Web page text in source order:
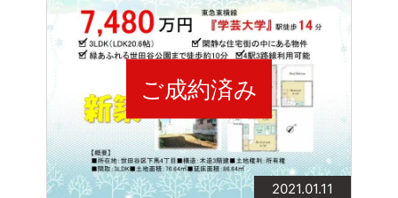
ご成約済み
2021.01.11